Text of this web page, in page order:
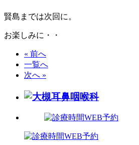
賢島までは次回に。
お楽しみに・・
« 前へ
一覧へ
次へ »